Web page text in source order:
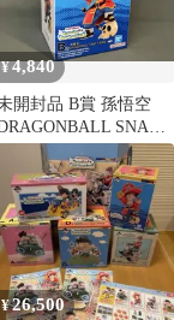
¥4,840
開封品 B賞 孫悟空
SNAP
一番くじ ドラ
ゴンボール
DRAGONBALL SNAP
COLLECTION2 ドラゴ
ボール
¥26,500